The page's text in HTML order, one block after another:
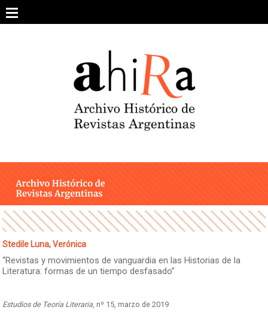
content
ARCHIVO DE REVISTAS
ESTUDIOS CRÍTICOS
INTEGRANTES
AHIRA EN LOS MEDIOS
CONTACTO
Facebook
Instagram
Twitter
Mail
Stedile Luna, Verónica
“Revistas y movimientos de vanguardia en las Historias de la
Literatura: formas de un tiempo desfasado”
Estudios de Teoría Literaria, nº 15, marzo de 2019